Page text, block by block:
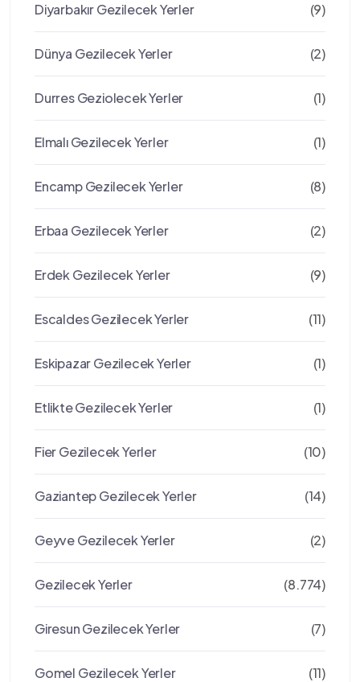
Diyarbakır Gezilecek Yerler (9)
Dünya Gezilecek Yerler (2)
Durres Geziolecek Yerler (1)
Elmalı Gezilecek Yerler (1)
Encamp Gezilecek Yerler (8)
Erbaa Gezilecek Yerler (2)
Erdek Gezilecek Yerler (9)
Escaldes Gezilecek Yerler (11)
Eskipazar Gezilecek Yerler (1)
Etlikte Gezilecek Yerler (1)
Fier Gezilecek Yerler (10)
Gaziantep Gezilecek Yerler (14)
Geyve Gezilecek Yerler (2)
Gezilecek Yerler (8.774)
Giresun Gezilecek Yerler (7)
Gomel Gezilecek Yerler (11)